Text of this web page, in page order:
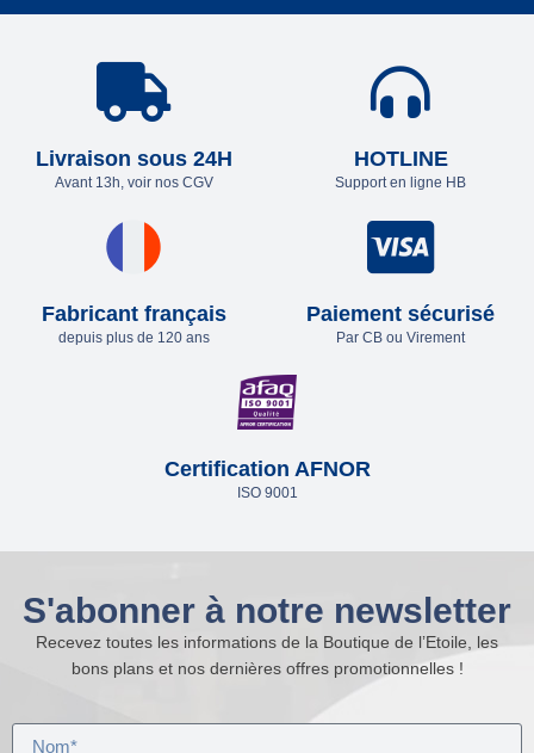
Livraison sous 24H
Avant 13h, voir nos CGV
HOTLINE
Support en ligne HB
Fabricant français
depuis plus de 120 ans
Paiement sécurisé
Par CB ou Virement
Certification AFNOR
ISO 9001
S'abonner à notre newsletter
Recevez toutes les informations de la Boutique de l’Etoile, les
bons plans et nos dernières offres promotionnelles !